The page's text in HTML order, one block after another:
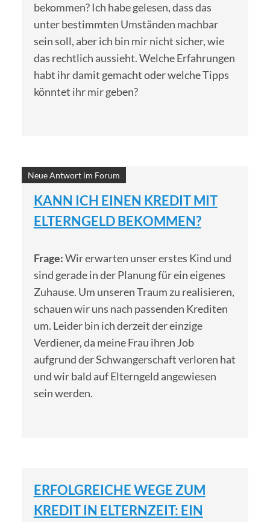
bekommen? Ich habe gelesen, dass das
unter bestimmten Umständen machbar
sein soll, aber ich bin mir nicht sicher, wie
das rechtlich aussieht. Welche Erfahrungen
habt ihr damit gemacht oder welche Tipps
könntet ihr mir geben?
Neue Antwort im Forum
KANN ICH EINEN KREDIT MIT
ELTERNGELD BEKOMMEN?
Frage:Wir erwarten unser erstes Kind und
sind gerade in der Planung für ein eigenes
Zuhause. Um unseren Traum zu realisieren,
schauen wir uns nach passenden Krediten
um. Leider bin ich derzeit der einzige
Verdiener, da meine Frau ihren Job
aufgrund der Schwangerschaft verloren hat
und wir bald auf Elterngeld angewiesen
sein werden.
ERFOLGREICHE WEGE ZUM
KREDIT IN ELTERNZEIT: EIN